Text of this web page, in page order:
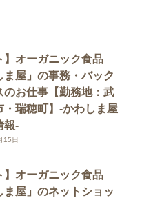
】オーガニック食品
ま屋」の事務・バック
のお仕事【勤務地：武
・瑞穂町】-かわしま屋
報-
15日
】オーガニック食品
ま屋」のネットショッ